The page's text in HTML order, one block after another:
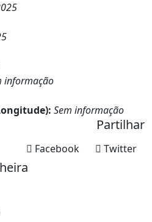
informação
Sem informação
Partilhar
Twitter
Facebook